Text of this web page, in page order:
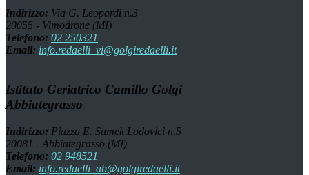
Indirizzo: Via G. Leopardi n.3
20055 - Vimodrone (MI)
Telefono: 02 250321
Email: info.redaelli_vi@golgiredaelli.it
Istituto Geriatrico Camillo Golgi
Abbiategrasso
Indirizzo: Piazza E. Samek Lodovici n.5
20081 - Abbiategrasso (MI)
Telefono: 02 948521
Email: info.redaelli_ab@golgiredaelli.it